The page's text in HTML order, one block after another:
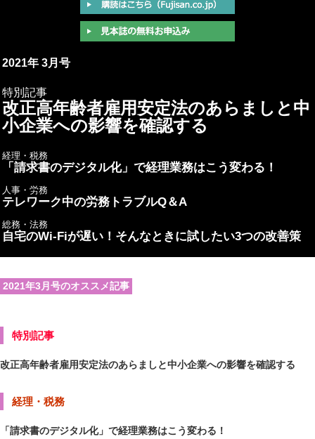
2021年 3月号
特別記事
改正高年齢者雇用安定法のあらましと中
小企業への影響を確認する
経理・税務
「請求書のデジタル化」で経理業務はこう変わる！
人事・労務
テレワーク中の労務トラブルQ＆A
総務・法務
自宅のWi-Fiが遅い！そんなときに試したい3つの改善策
2021年3月号のオススメ記事
特別記事
改正高年齢者雇用安定法のあらましと中小企業への影響を確認する
経理・税務
「請求書のデジタル化」で経理業務はこう変わる！